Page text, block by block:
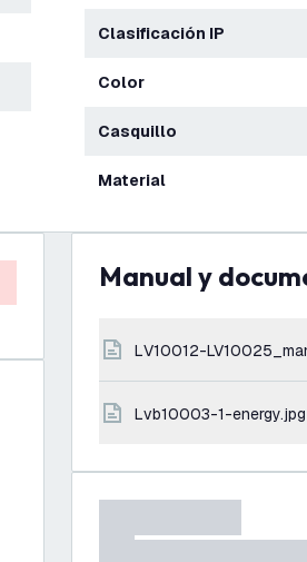
Clasificación IP
Color
Casquillo
Material
Manual y
LV10012-
lvb10003-1-energy.jpg